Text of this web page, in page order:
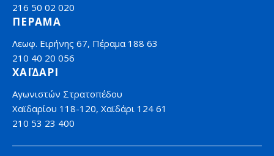
216 50 02 020
ΠΕΡΑΜΑ
Λεωφ. Ειρήνης 67, Πέραμα 188 63
210 40 20 056
ΧΑΪΔΑΡΙ
Αγωνιστών Στρατοπέδου
Χαϊδαρίου 118-120, Χαϊδάρι 124 61
210 53 23 400